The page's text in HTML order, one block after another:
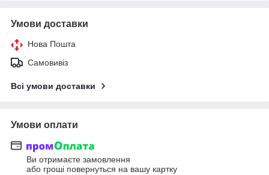
Умови доставки
Нова Пошта
Самовивіз
Всі умови доставки
Умови оплати
Ви отримаєте замовлення
або гроші повернуться на вашу картку